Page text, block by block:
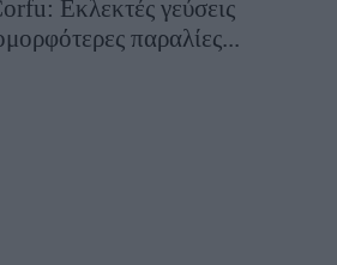
Εκλεκτές γεύσεις
παραλίες...